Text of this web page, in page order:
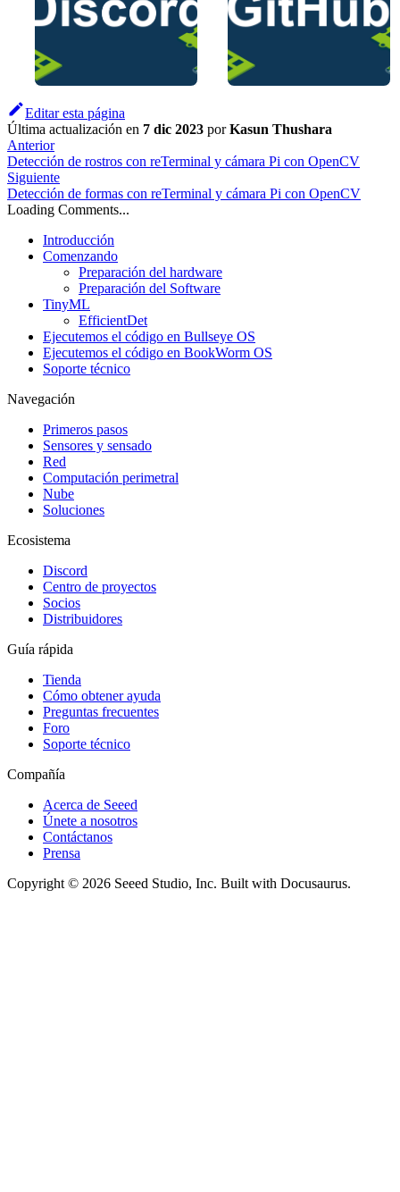
Editar esta página
Última actualización en 7 dic 2023 porKasun Thushara
Anterior
Detección de rostros con reTerminal y cámara Pi con OpenCV
Siguiente
Detección de formas con reTerminal y cámara Pi con OpenCV
Loading Comments...
Introducción
Comenzando
Preparación del hardware
Preparación del Software
TinyML
EfficientDet
Ejecutemos el código en Bullseye OS
Ejecutemos el código en BookWorm OS
Soporte técnico
Navegación
Primeros pasos
Sensores y sensado
Red
Computación perimetral
Nube
Soluciones
Ecosistema
Discord
Centro de proyectos
Socios
Distribuidores
Guía rápida
Tienda
Cómo obtener ayuda
Preguntas frecuentes
Foro
Soporte técnico
Compañía
Acerca de Seeed
Únete a nosotros
Contáctanos
Prensa
Copyright © 2026 Seeed Studio, Inc. Built with Docusaurus.